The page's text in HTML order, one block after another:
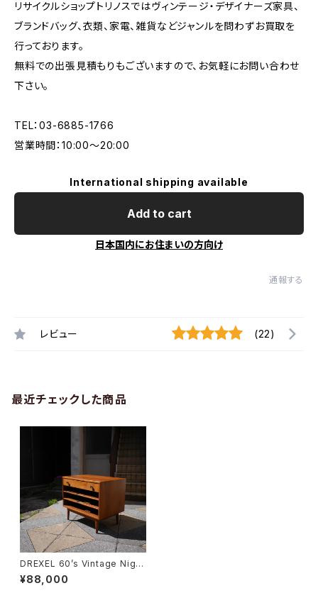
リサイクルショップトリノスではヴィンテージ・デザイナーズ家具、
ブランドバッグ、衣類、家電、雑貨などジャンルを問わずお買取を
行っております。
無料での出張見積もりもございますので、お気軽にお問い合わせ
下さい。
TEL：03-6885-1766
営業時間：10:00〜20:00
International shipping available
Add to cart
日本国内にお住まいの方向け
通報する
レビュー (22)
最近チェックした商品
DREXEL 60’s Vintage Night
table
¥88,000